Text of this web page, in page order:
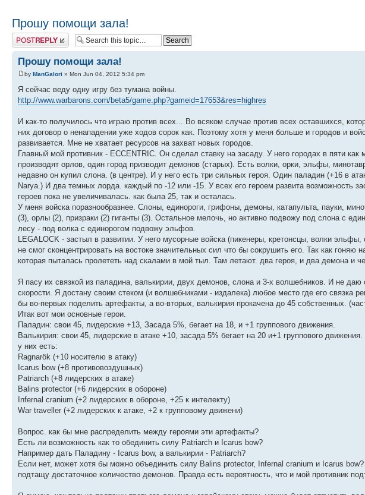
Прошу помощи зала!
Post a reply
Прошу помощи зала!
by ManGalori » Mon Jun 04, 2012 5:34 pm
Я сейчас веду одну игру без тумана войны.
http://www.warbarons.com/beta5/game.php?gameid=17653&res=highres
И как-то получилось что играю против всех... Во всяком случае против всех оставшихся,
них договор о ненападении уже ходов сорок как. Поэтому хотя у меня больше и городов и
развивается. Мне не хватает ресурсов на захват новых городов.
Главный мой противник - ECCENTRIC. Он сделал ставку на засаду. У него городах в пяти
производят орлов, один город призводит демонов (старых). Есть волки, орки, эльфы,
недавно он купил слона. (в центре). И у него есть три сильных героя. Один паладин (+16 в
Narya.) И два темных лорда. каждый по -12 или -15. У всех его героем развита возможность
героев пока не увеличивалась. как была 25, так и осталась.
У меня войска поразнообразнее. Слоны, единороги, грифоны, демоны, катапульта, пауки,
(3), орлы (2), призраки (2) гиганты (3). Остальное мелочь, но активно подвожу под слона с
лесу - под волка с единорогом подвожу эльфов.
LEGALOCK - застыл в развитии. У него мусорные войска (пикенеры, кретонсцы, волки
не смог сконцентрировать на востоке значительных сил что бы сокрушить его. Так как
которая пыталась пролететь над скалами в мой тыл. Там летают. два героя, и два демона и
Я пасу их связкой из паладина, валькирии, двух демонов, слона и 3-х волшебников. И не
скорости. Я достану своим стеком (и волшебниками - издалека) любое место где его связка
бы во-первых поделить артефакты, а во-вторых, валькирия прокачена до 45 собственных.
Итак вот мои основные герои.
Паладин: свои 45, лидерские +13, Засада 5%, бегает на 18, и +1 группового движения.
Валькирия: свои 45, лидерские в атаке +10, засада 5% бегает на 20 и+1 группового движения.
у них есть:
Ragnarök (+10 носителю в атаку)
Icarus bow (+8 противовоздушных)
Patriarch (+8 лидерских в атаке)
Balins protector (+6 лидерских в обороне)
Infernal cranium (+2 лидерских в обороне, +25 к интелекту)
War traveller (+2 лидерских к атаке, +2 к групповому движени)
Вопрос. как бы мне распределить между героями эти артефакты?
Есть ли возможность как то обединить силу Patriarch и Icarus bow?
Например дать Паладину - Icarus bow, а валькирии - Patriarch?
Если нет, может хотя бы можно объединить силу Balins protector, Infernal cranium и Icarus
подтащу достаточное количество демонов. Правда есть вероятность, что и мой противник